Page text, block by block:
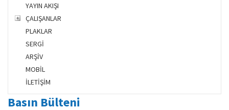
YAYIN AKIŞI
ÇALIŞANLAR
PLAKLAR
SERGİ
ARŞİV
MOBİL
İLETİŞİM
Basın Bülteni